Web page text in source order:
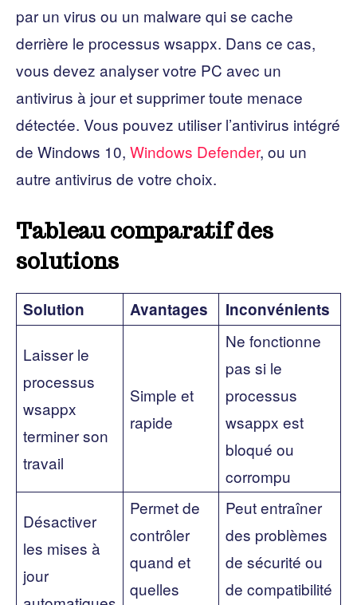
par un virus ou un malware qui se cache
derrière le processus wsappx. Dans ce cas,
vous devez analyser votre PC avec un
antivirus à jour et supprimer toute menace
détectée. Vous pouvez utiliser l’antivirus intégré
de Windows 10, Windows Defender, ou un
autre antivirus de votre choix.
Tableau comparatif des
solutions
Solution Avantages Inconvénients
Laisser le
processus
wsappx
terminer son
travail
Simple et
rapide
Ne fonctionne
pas si le
processus
wsappx est
bloqué ou
corrompu
Désactiver
les mises à
jour
Permet de
contrôler
quand et
quelles
Peut entraîner
des problèmes
de sécurité ou
de compatibilité